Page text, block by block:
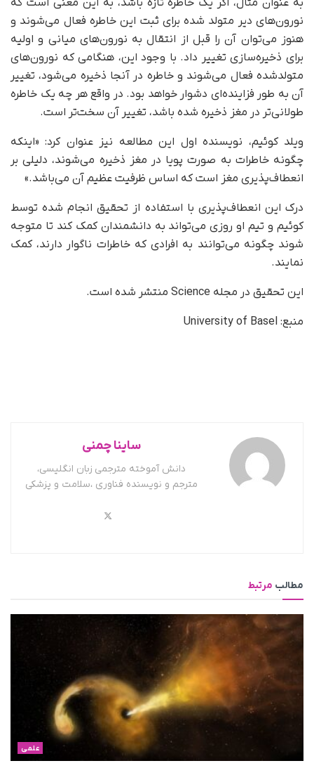
به عنوان مثال، اگر یک خاطره تازه باشد، به این معنی است که
نورون‌های دیر متولد شده برای ثبت این خاطره فعال می‌شوند و
هنوز می‌توان آن را قبل از انتقال به نورون‌های میانی و اولیه
برای ذخیره‌سازی تغییر داد. با وجود این، هنگامی که نورون‌های
متولدشده فعال می‌شوند و خاطره در آنجا ذخیره می‌شود، تغییر
آن به طور فزاینده‌ای دشوار خواهد بود. در واقع هر چه یک خاطره
طولانی‌تر در مغز ذخیره شده باشد، تغییر آن سخت‌تر است.
ویلد کوئیم، نویسنده اول این مطالعه نیز عنوان کرد: «اینکه
چگونه خاطرات به صورت پویا در مغز ذخیره می‌شوند، دلیلی بر
انعطاف‌پذیری مغز است که اساس ظرفیت عظیم آن می‌باشد.»
درک این انعطاف‌پذیری با استفاده از تحقیق انجام شده توسط
کوئیم و تیم او روزی می‌تواند به دانشمندان کمک کند تا متوجه
شوند چگونه می‌توانند به افرادی که خاطرات ناگوار دارند، کمک
نمایند.
این تحقیق در مجله Science منتشر شده است.
منبع: University of Basel
ساینا چمنی
دانش آموخته مترجمی زبان انگلیسی،
مترجم و نویسنده فناوری ،سلامت و پزشکی
مطالب مرتبط
علمی